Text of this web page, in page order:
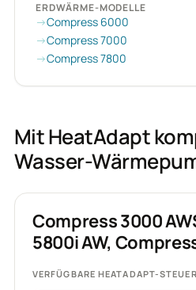
ERDWÄRME-MODELLE
Compress 6000
Compress 7000
Compress 7800
Mit HeatAdapt
Wasser-
Compress 3000
5800i AW,
VERFÜGBARE HEATADAPT-